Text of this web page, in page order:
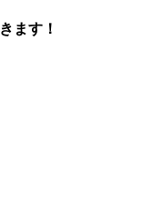
ます！